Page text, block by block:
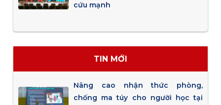
cứu mạnh
TIN MỚI
Nâng cao nhận thức phòng,
chống ma túy cho người học tại